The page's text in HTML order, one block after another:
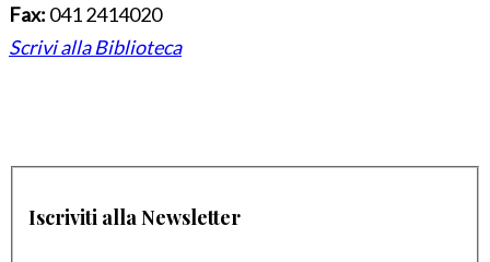
Fax: 041 2414020
Scrivi alla Biblioteca
Iscriviti alla Newsletter